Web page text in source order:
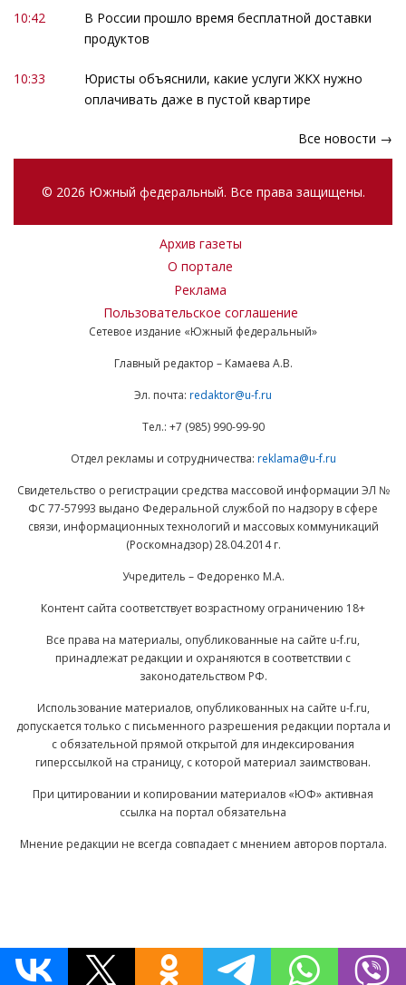
10:42
В России прошло время бесплатной доставки
продуктов
10:33
Юристы объяснили, какие услуги ЖКХ нужно
оплачивать даже в пустой квартире
Все новости →
© 2026 Южный федеральный. Все права защищены.
Архив газеты
О портале
Реклама
Пользовательское соглашение
Сетевое издание «Южный федеральный»
Главный редактор – Камаева А.В.
Эл. почта: redaktor@u-f.ru
Тел.: +7 (985) 990-99-90
Отдел рекламы и сотрудничества: reklama@u-f.ru
Свидетельство о регистрации средства массовой информации ЭЛ №
ФС 77-57993 выдано Федеральной службой по надзору в сфере
связи, информационных технологий и массовых коммуникаций
(Роскомнадзор) 28.04.2014 г.
Учредитель – Федоренко М.А.
Контент сайта соответствует возрастному ограничению 18+
Все права на материалы, опубликованные на сайте u-f.ru,
принадлежат редакции и охраняются в соответствии с
законодательством РФ.
Использование материалов, опубликованных на сайте u-f.ru,
допускается только с письменного разрешения редакции портала и
с обязательной прямой открытой для индексирования
гиперссылкой на страницу, с которой материал заимствован.
При цитировании и копировании материалов «ЮФ» активная
ссылка на портал обязательна
Мнение редакции не всегда совпадает с мнением авторов портала.